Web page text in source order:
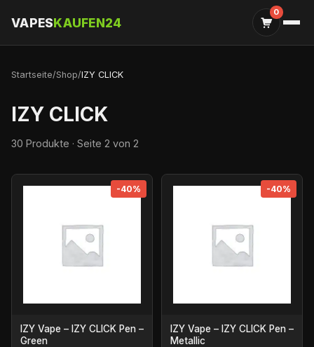
VAPESKAUFEN24
0
Startseite/Shop/IZY CLICK
IZY CLICK
30 Produkte · Seite 2 von 2
-40%
IZY Vape – IZY CLICK Pen –
Green
-40%
IZY Vape – IZY CLICK Pen –
Metallic